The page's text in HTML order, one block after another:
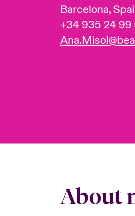
Barcelona,
+34 935 24 99
About